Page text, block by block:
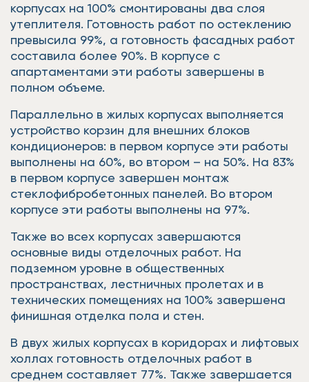
корпусах на 100% смонтированы два слоя
утеплителя. Готовность работ по остеклению
превысила 99%, а готовность фасадных работ
составила более 90%. В корпусе с
апартаментами эти работы завершены в
полном объеме.
Параллельно в жилых корпусах выполняется
устройство корзин для внешних блоков
кондиционеров: в первом корпусе эти работы
выполнены на 60%, во втором – на 50%. На 83%
в первом корпусе завершен монтаж
стеклофибробетонных панелей. Во втором
корпусе эти работы выполнены на 97%.
Также во всех корпусах завершаются
основные виды отделочных работ. На
подземном уровне в общественных
пространствах, лестничных пролетах и в
технических помещениях на 100% завершена
финишная отделка пола и стен.
В двух жилых корпусах в коридорах и лифтовых
холлах готовность отделочных работ в
среднем составляет 77%. Также завершается